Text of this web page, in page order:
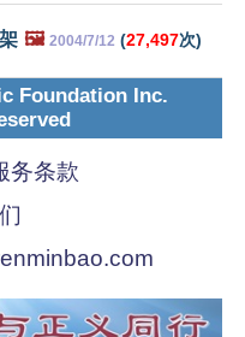
🖼️ 2004/7/12 (27,497次)
Foundation Inc.
务条款